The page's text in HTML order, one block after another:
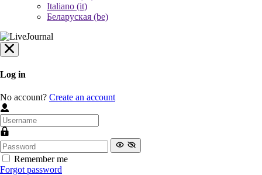
Italiano (it)
Беларуская (be)
Log in
No account? Create an account
Remember me
Forgot password